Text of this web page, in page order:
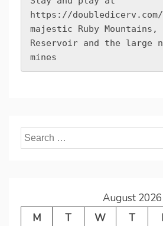
https://doubledicerv.com/
majestic Ruby
Reservoir and the large
mines
Search
for:
August 2026
M
T W T